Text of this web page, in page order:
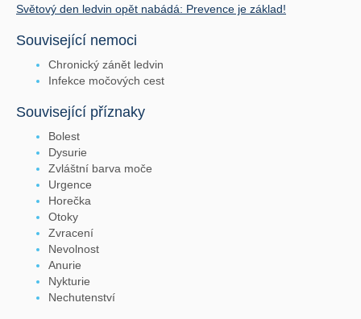
Světový den ledvin opět nabádá: Prevence je základ!
Související nemoci
Chronický zánět ledvin
Infekce močových cest
Související příznaky
Bolest
Dysurie
Zvláštní barva moče
Urgence
Horečka
Otoky
Zvracení
Nevolnost
Anurie
Nykturie
Nechutenství